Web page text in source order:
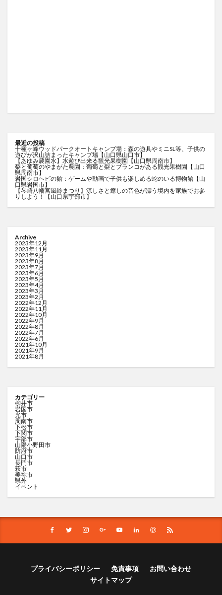
最近の投稿
十種ヶ峰ウッドパークオートキャンプ場：森の遊具やミニSL等、子供の
遊びが沢山詰まったキャンプ場【山口県山口市】
【あゆみ農園水】水遊び出来る観光果樹園【山口県周南市】
梨と葡萄のやまがた農園：葡萄と梨とブランコがある観光果樹園【山口
県周南市】
岩国シロヘビの館：ゲームや動画で子供も楽しめる蛇のいる博物館【山
口県岩国市】
【琴崎八幡宮風鈴まつり】涼しさと癒しの音色が漂う境内を家族でお参
りしよう！【山口県宇部市】
Archive
2023年12月
2023年11月
2023年9月
2023年8月
2023年7月
2023年6月
2023年5月
2023年4月
2023年3月
2023年2月
2022年12月
2022年11月
2022年10月
2022年9月
2022年8月
2022年7月
2022年6月
2021年10月
2021年9月
2021年8月
カテゴリー
柳井市
岩国市
光市
周南市
下松市
下関市
宇部市
山陽小野田市
防府市
山口市
長門市
萩市
美祢市
県外
イベント
プライバシーポリシー 免責事項
お問い合わせ
サイトマップ